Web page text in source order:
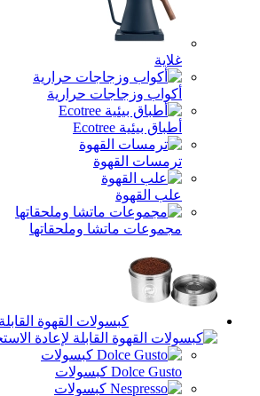
غلاية
أكواب وزجاجات حرارية
أطباق بيئية Ecotree
ترمسات القهوة
علب القهوة
مجموعات ماتشا وملحقاتها
كبسولات القهوة
Dolce Gusto كبسولات